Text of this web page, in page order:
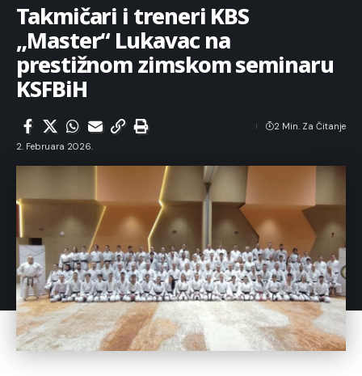
Takmičari i treneri KBS
„Master“ Lukavac na
prestižnom zimskom seminaru
KSFBiH
2. Februara 2026.
2 Min. Za Čitanje